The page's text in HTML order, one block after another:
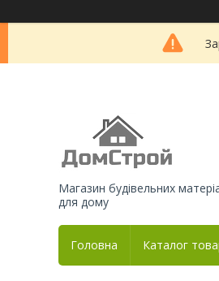
Магазин будівельних
для дому
Головна Каталог